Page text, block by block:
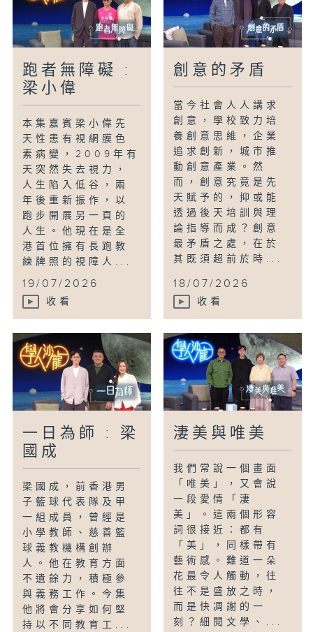
跑者無障礙 :
梁小偉
本集嘉賓梁小偉先
天性患有視網膜色
素病變，2009年有
天突然失去視力，
人生陷入低谷，兩
年後重新振作，以
跑步開展另一頁的
人生。他現在是全
港首位擁有長跑教
練牌照的視障人...
19/07/2026
收看
創意的矛盾
當今社會人人講求
創意，學校致力培
養創意思維，企業
追求創新，城市推
動創意產業。然
而，創意究竟是先
天賦予的，抑或能
透過後天培訓與理
論指導而成？創意
最矛盾之處，在於
其既須超前於時...
18/07/2026
收看
一日為師 : 梁
國成
梁國成，前香港男
子籃球代表隊及甲
一組成員，曾經是
小學教師、慈善籃
球義教機構創辦
人。他在教育方面
不遺餘力，積極參
與義務工作。今集
他將會分享如何堅
持以不同教育工...
淒美與唯美
我們常說一個畫面
「唯美」，又會說
一段愛情「淒
美」。這兩個形容
詞很接近：都有
「美」，同樣帶有
藝術感。難道一朵
花最令人觸動，往
往不是盛放之時，
而是快凋謝的一
刻？細閱文學、...